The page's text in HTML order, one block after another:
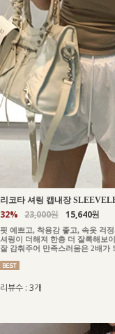
리코타 셔링 캡내장
32% 23,000원 15,640원
핏 예쁘고, 착용감 좋고, 속옷 걱
셔링이 더해져 한층 더 잘록해보
잘 감춰주어 만족스러움은 2배가
리뷰수 : 3개